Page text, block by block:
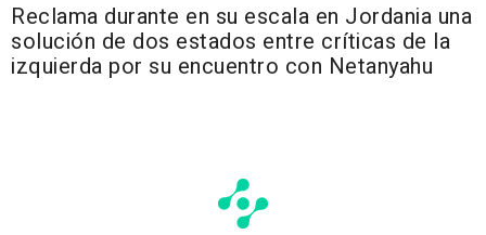
Reclama durante en su escala en Jordania una
solución de dos estados entre críticas de la
izquierda por su encuentro con Netanyahu